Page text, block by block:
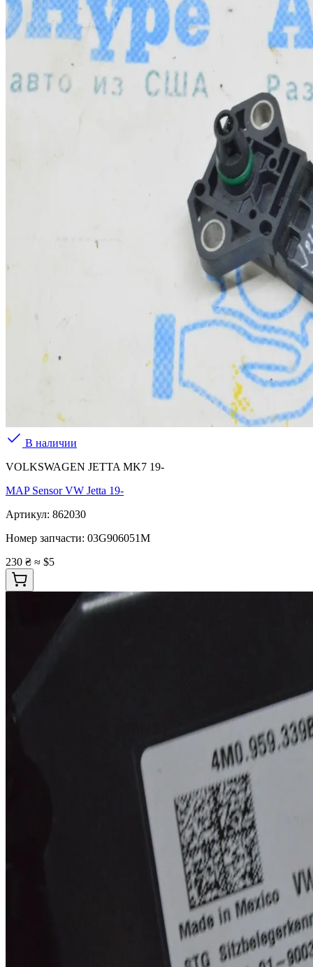
В наличии
VOLKSWAGEN JETTA MK7 19-
MAP Sensor VW Jetta 19-
Артикул: 862030
Номер запчасти: 03G906051M
230 ₴ ≈ $5